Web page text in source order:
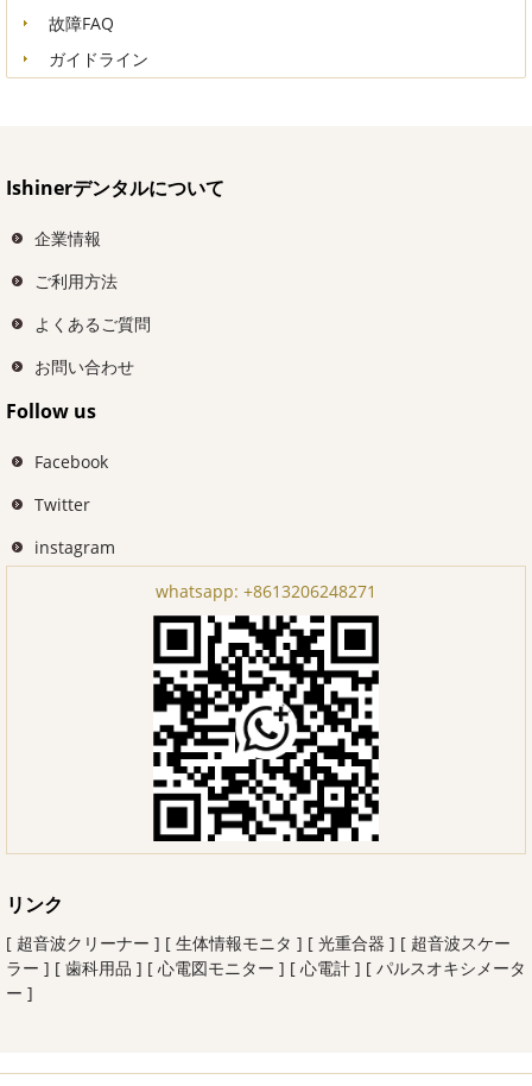
故障FAQ
ガイドライン
Ishinerデンタルについて
企業情報
ご利用方法
よくあるご質問
お問い合わせ
Follow us
Facebook
Twitter
instagram
whatsapp: +8613206248271
リンク
[ 超音波クリーナー ] [ 生体情報モニタ ] [ 光重合器 ] [ 超音波スケー
ラー ] [ 歯科用品 ] [ 心電図モニター ] [ 心電計 ] [ パルスオキシメータ
ー ]